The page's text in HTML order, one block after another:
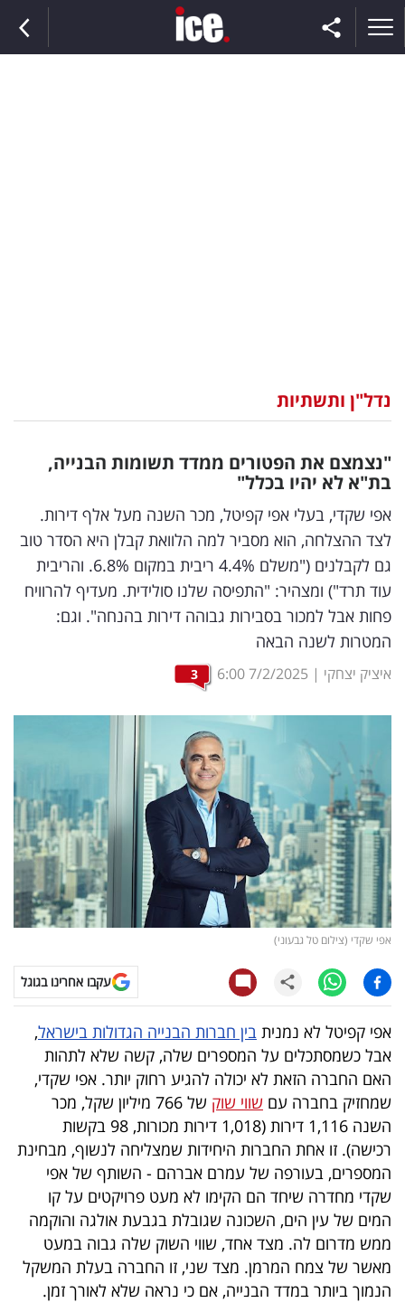
וצרכנות
דיגיטל
וטק
שיווק
ופרסום
משפט
מדדים
רכילות
עסקית
קריפטו
ויראלי
טלוויזיה
עסקי
ספורט
קריירה
ולימודים
מינויים
רייטינג
רכב
בריאות
תרבות
נדל"ן ותשתיות
"נצמצם את הפטורים ממדד תשומות הבנייה,
בת"א לא יהיו בכלל"
אפי שקדי, בעלי אפי קפיטל, מכר השנה מעל אלף דירות.
לצד ההצלחה, הוא מסביר למה הלוואת קבלן היא הסדר טוב
גם לקבלנים ("משלם 4.4% ריבית במקום 6.8%. והריבית
עוד תרד") ומצהיר: "התפיסה שלנו סולידית. מעדיף להרוויח
פחות אבל למכור בסבירות גבוהה דירות בהנחה". וגם:
המטרות לשנה הבאה
איציק יצחקי |
7/2/2025
6:00
3
אפי שקדי (צילום טל גבעוני)
עקבו אחרינו בגוגל
אפי קפיטל לא נמנית בין חברות הבנייה הגדולות בישראל,
אבל כשמסתכלים על המספרים שלה, קשה שלא לתהות
האם החברה הזאת לא יכולה להגיע רחוק יותר. אפי שקדי,
שמחזיק בחברה עם שווי שוק
של 766 מיליון שקל, מכר
השנה 1,116 דירות (1,018 דירות מכורות, 98 בקשות
רכישה). זו אחת החברות היחידות שמצליחה לנשוף, מבחינת
המספרים, בעורפה של עמרם אברהם - השותף של אפי
שקדי מחדרה שיחד הם הקימו לא מעט פרויקטים על קו
המים של עין הים, השכונה שגובלת בגבעת אולגה והוקמה
ממש מדרום לה. מצד אחד, שווי השוק שלה גבוה במעט
מאשר של צמח המרמן. מצד שני, זו החברה בעלת המשקל
הנמוך ביותר במדד הבנייה, אם כי נראה שלא לאורך זמן.